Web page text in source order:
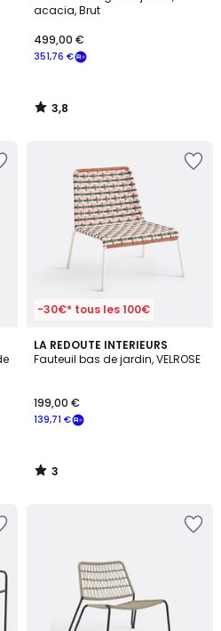
acacia, Brut
351,76 €
499,00 €
3,8
/
-30€* tous les 100€
LA REDOUTE INTERIEURS
Fauteuil bas de jardin, VELROSE
139,71 €
199,00 €
3
/
3
/